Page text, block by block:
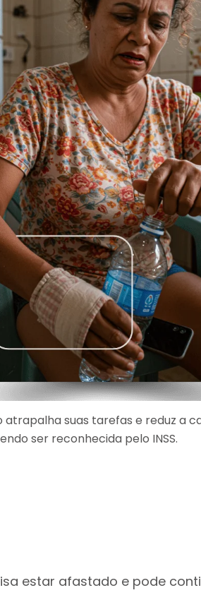
atrapalha suas tarefas e reduz a
ser reconhecida pelo INSS.
estar afastado e pode